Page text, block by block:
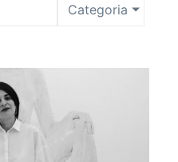
Categoria